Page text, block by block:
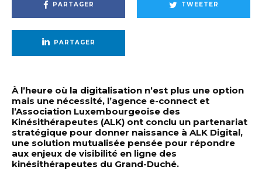
PARTAGER TWEETER
PARTAGER
À l’heure où la digitalisation n’est plus une option
mais une nécessité, l’agence e-connect et
l’Association Luxembourgeoise des
Kinésithérapeutes (ALK) ont conclu un partenariat
stratégique pour donner naissance à ALK Digital,
une solution mutualisée pensée pour répondre
aux enjeux de visibilité en ligne des
kinésithérapeutes du Grand-Duché.